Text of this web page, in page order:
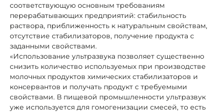
соответствующую основным требованиям
перерабатывающих предприятий: стабильность
раствора, приближенность к натуральным свойствам,
отсутствие стабилизаторов, получение продукта с
заданными свойствами.
«Использование ультразвука позволяет существенно
снизить количество используемых при производстве
молочных продуктов химических стабилизаторов и
консервантов и получать продукт с требуемыми
свойствами. В пищевой промышленности ультразвук
уже используется для гомогенизации смесей, то есть